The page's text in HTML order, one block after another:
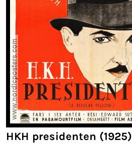
HKH presidenten (1925)